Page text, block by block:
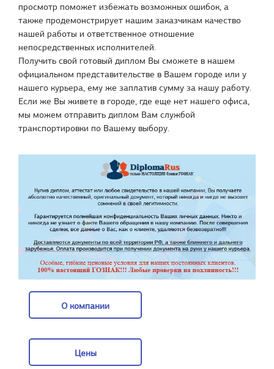
просмотр поможет избежать возможных ошибок, а
также продемонстрирует нашим заказчикам качество
нашей работы и ответственное отношение
непосредственных исполнителей.
Получить свой готовый диплом Вы сможете в нашем
официальном представительстве в Вашем городе или у
нашего курьера, ему же заплатив сумму за нашу работу.
Если же Вы живете в городе, где еще нет нашего офиса,
мы можем отправить диплом Вам службой
транспортировки по Вашему выбору.
О компании
Цены